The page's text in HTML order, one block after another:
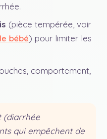
(pièce tempérée, voir
bébé) pour limiter les
comportement,
(diarrhée
qui empêchent de